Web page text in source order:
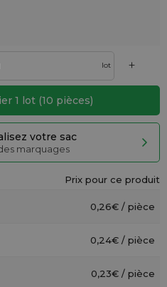
lot +
1 lot (10 pièces)
votre sac
marquages
Prix pour ce produit
0,26€ / pièce
0,24€ / pièce
0,23€ / pièce